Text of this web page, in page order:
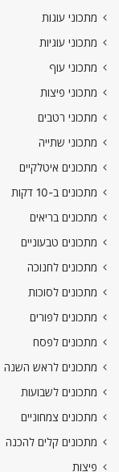
מתכוני עוגות
מתכוני עוגיות
מתכוני עוף
מתכוני פיצות
מתכוני רטבים
מתכוני שתייה
מתכונים איטלקיים
מתכונים ב-10 דקות
מתכונים בריאים
מתכונים טבעוניים
מתכונים לחנוכה
מתכונים לסוכות
מתכונים לפורים
מתכונים לפסח
מתכונים לראש השנה
מתכונים לשבועות
מתכונים צמחוניים
מתכונים קלים להכנה
פיצות